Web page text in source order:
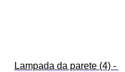
Lampada da parete (4) -